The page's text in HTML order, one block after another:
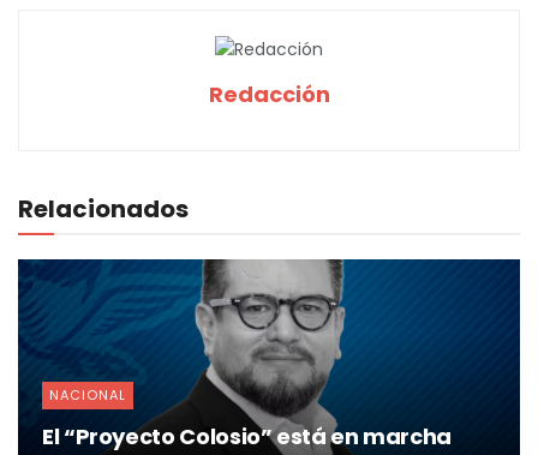
Redacción
Relacionados
NACIONAL
El “Proyecto Colosio” está en marcha